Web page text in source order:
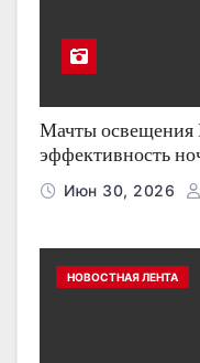
Мачты освещения
эффективность
Июн 30, 2026
НОВОСТНАЯ ЛЕНТА